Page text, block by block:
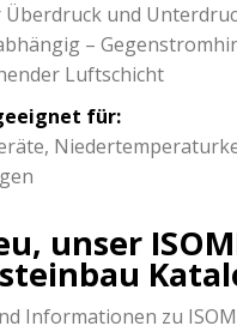
und
–
Luftschicht
für:
unser
Informationen zu